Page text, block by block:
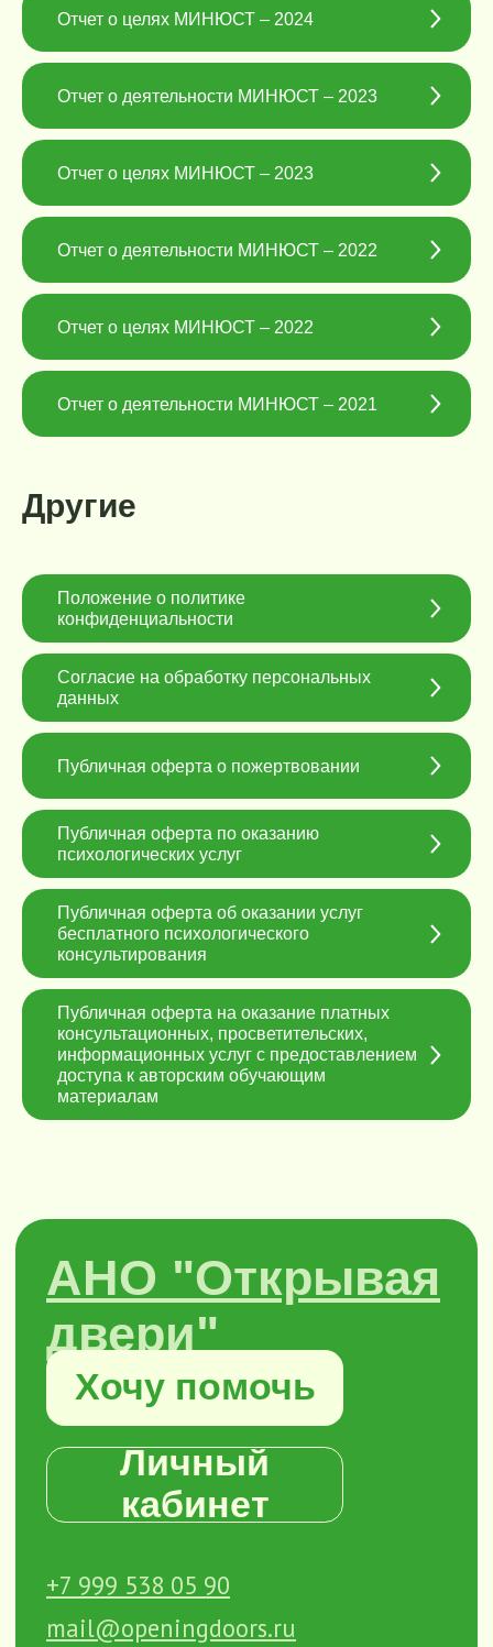
Отчет о целях МИНЮСТ – 2024
Отчет о деятельности МИНЮСТ – 2023
Отчет о целях МИНЮСТ – 2023
Отчет о деятельности МИНЮСТ – 2022
Отчет о целях МИНЮСТ – 2022
Отчет о деятельности МИНЮСТ – 2021
Другие
Положение о политике
конфиденциальности
Согласие на обработку персональных
данных
Публичная оферта о пожертвовании
Публичная оферта по оказанию
психологических услуг
Публичная оферта об оказании услуг
бесплатного психологического
консультирования
Публичная оферта на оказание платных
консультационных, просветительских,
информационных услуг с предоставлением
доступа к авторским обучающим
материалам
двери"
+7 999 538 05 90
О
О
Хочу помочь
Личный
кабинет